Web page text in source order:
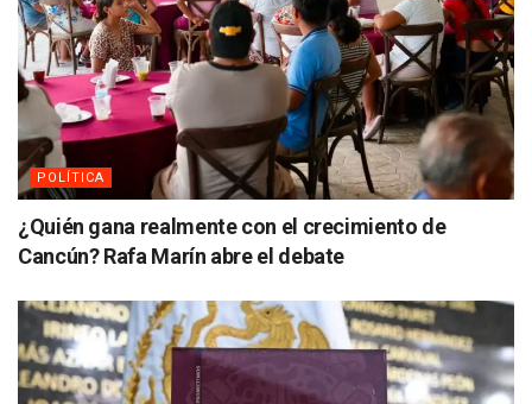
POLÍTICA
¿Quién gana realmente con el crecimiento de
Cancún? Rafa Marín abre el debate